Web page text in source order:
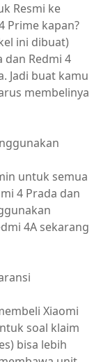
Resmi ke
Prime kapan?
ini dibuat)
dan Redmi 4
Jadi buat kamu
membelinya
untuk semua
4 Prada dan
4A sekarang
Xiaomi
soal klaim
bisa lebih